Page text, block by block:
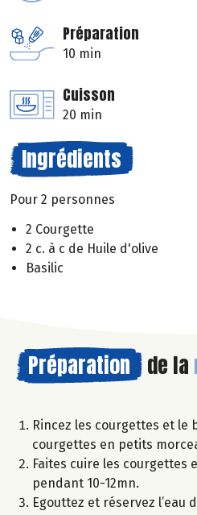
Préparation
10 min
Cuisson
20 min
Ingrédients
Pour 2 personnes
2 Courgette
2 c. à c de Huile d'olive
Basilic
Préparation de la
Rincez les courgettes et le
courgettes en petits
Faites cuire les courgettes
pendant 10-12mn.
Egouttez et réservez l’eau